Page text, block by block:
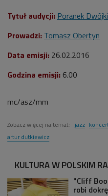
Tytuł audycji: Poranek Dwójki
Prowadzi: Tomasz Obertyn
Data emisji: 26.02.2016
Godzina emisji: 6.00
mc/asz/mm
Zobacz więcej na temat: jazz
artur dutkiewicz
KULTURA W POLSKIM
"Cliff
robi